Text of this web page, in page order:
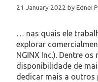
21 January 2022 byEdnei
… nas quais ele
explorar
NGINX Inc.). Dentre
disponibilidade de
dedicar mais a outros